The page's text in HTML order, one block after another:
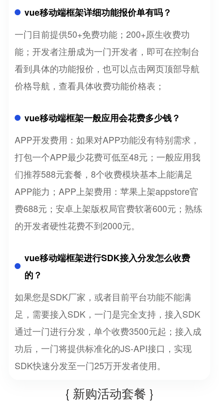
vue移动端框架详细功能报价单有吗？
一门目前提供50+免费功能；200+原生收费功
能；开发者注册成为一门开发者，即可在控制台
看到具体的功能报价，也可以点击网页顶部导航
价格导航，查看具体收费功能价格表；
vue移动端框架一般应用会花费多少钱？
APP开发费用：如果对APP功能没有特别需求，
打包一个APP最少花费可低至48元；一般应用我
们推荐588元套餐，8个收费模块基本上能满足
APP能力；APP上架费用：苹果上架appstore官
费688元；安卓上架版权局官费软著600元；熟练
的开发者硬性花费不到2000元。
vue移动端框架进行SDK接入分发怎么收费
的？
如果您是SDK厂家，或者目前平台功能不能满
足，需要接入SDK，一门是完全支持，接入SDK
通过一门进行分发，单个收费3500元起；接入成
功后，一门将提供标准化的JS-API接口，实现
SDK快速分发至一门25万开发者使用。
{ 新购活动套餐 }